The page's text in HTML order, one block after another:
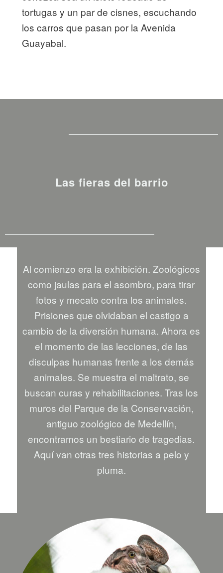
tortugas y un par de cisnes, escuchando
los carros que pasan por la Avenida
Guayabal.
Las fieras del barrio
Al comienzo era la exhibición. Zoológicos
como jaulas para el asombro, para tirar
fotos y mecato contra los animales.
Prisiones que olvidaban el castigo a
cambio de la diversión humana. Ahora es
el momento de las lecciones, de las
disculpas humanas frente a los demás
animales. Se muestra el maltrato, se
buscan curas y rehabilitaciones. Tras los
muros del Parque de la Conservación,
antiguo zoológico de Medellín,
encontramos un bestiario de tragedias.
Aquí van otras tres historias a pelo y
pluma.